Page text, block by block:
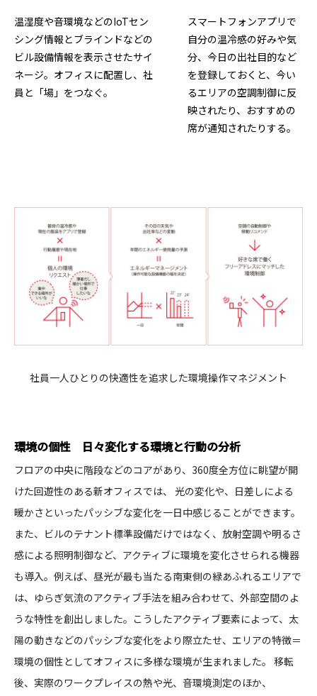
温湿度や音環境などのIoTセン
シング情報とブラインドなどの
ビル設備情報を表示させたサイ
ネージ。オフィスに配置し、社
員と「場」をつなぐ。
スマートフォンアプリで
自分の温冷感の好みや気
分、今日の出社目的など
を登録しておくと、今い
るエリアの空調制御に反
映されたり、おすすめの
席が通知されたりする。
社員一人ひとりの快適性を追求した環境操作マネジメント
環境の個性 日々変化する環境と行動の分析
フロアの中央に階段などのコアがあり、360度全方位に眺望が開
けた回遊性のある新オフィスでは、 光の変化や、日差しによる
暖かさといったパッシブな変化を一日中感じることができます。
また、ビルのテナント標準設備だけではなく、放射空調や明るさ
感による照明制御など、アクティブに環境を変化させられる機器
も導入。例えば、昼光が最も当たる南東側の緑あふれるエリアで
は、ゆらぎ気流のアクティブ手法を組み合わせて、外部空間のよ
うな特性を創出しました。こうしたアクティブ要素によって、太
陽の動きなどのパッシブな変化をより際立たせ、エリアの特徴＝
環境の個性としてオフィスに多様な環境が生まれました。 移転
後、実際のワークプレイスの熱や光、音環境測定のほか、